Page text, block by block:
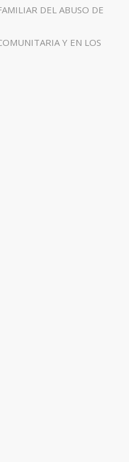
DEL ABUSO DE
Y EN LOS